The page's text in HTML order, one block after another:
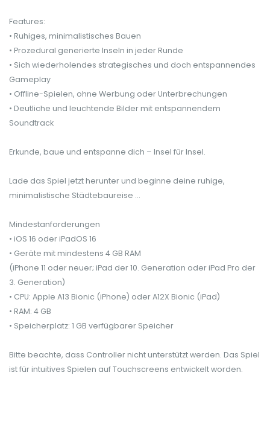
Features:
• Ruhiges, minimalistisches Bauen
• Prozedural generierte Inseln in jeder Runde
• Sich wiederholendes strategisches und doch entspannendes
Gameplay
• Offline-Spielen, ohne Werbung oder Unterbrechungen
• Deutliche und leuchtende Bilder mit entspannendem
Soundtrack
Erkunde, baue und entspanne dich – Insel für Insel.
Lade das Spiel jetzt herunter und beginne deine ruhige,
minimalistische Städtebaureise …
Mindestanforderungen
• iOS 16 oder iPadOS 16
• Geräte mit mindestens 4 GB RAM
(iPhone 11 oder neuer; iPad der 10. Generation oder iPad Pro der
3. Generation)
• CPU: Apple A13 Bionic (iPhone) oder A12X Bionic (iPad)
• RAM: 4 GB
• Speicherplatz: 1 GB verfügbarer Speicher
Bitte beachte, dass Controller nicht unterstützt werden. Das Spiel
ist für intuitives Spielen auf Touchscreens entwickelt worden.